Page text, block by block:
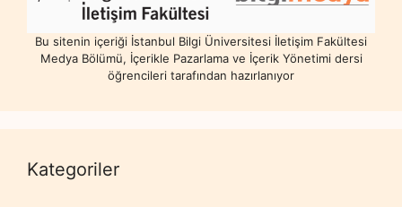
Bu sitenin içeriği İstanbul Bilgi Üniversitesi İletişim Fakültesi
Medya Bölümü, İçerikle Pazarlama ve İçerik Yönetimi dersi
öğrencileri tarafından hazırlanıyor
Kategoriler